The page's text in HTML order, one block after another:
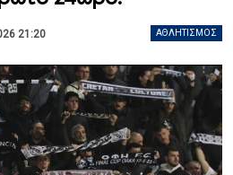
ΑΘΛΗΤΙΣΜΌΣ
21:20